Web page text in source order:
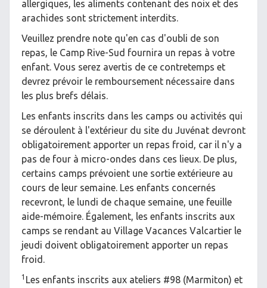
allergiques, les aliments contenant des noix et des
arachides sont strictement interdits.
Veuillez prendre note qu'en cas d'oubli de son
repas, le Camp Rive-Sud fournira un repas à votre
enfant. Vous serez avertis de ce contretemps et
devrez prévoir le remboursement nécessaire dans
les plus brefs délais.
Les enfants inscrits dans les camps ou activités qui
se déroulent à l'extérieur du site du Juvénat devront
obligatoirement apporter un repas froid, car il n'y a
pas de four à micro-ondes dans ces lieux. De plus,
certains camps prévoient une sortie extérieure au
cours de leur semaine. Les enfants concernés
recevront, le lundi de chaque semaine, une feuille
aide-mémoire. Également, les enfants inscrits aux
camps se rendant au Village Vacances Valcartier le
jeudi doivent obligatoirement apporter un repas
froid.
1 Les enfants inscrits aux ateliers #98 (Marmiton) et